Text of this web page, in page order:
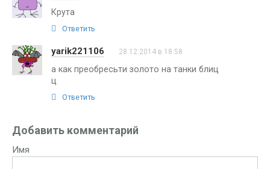
Крута
Ответить
yarik221106 28.12.2014 в 18:58
а как преобресьти золото на танки блиц
ц
Ответить
Добавить комментарий
Имя